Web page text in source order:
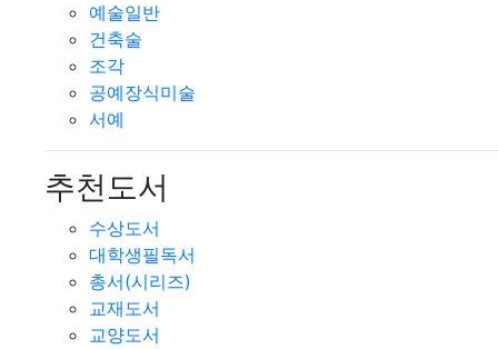
예술일반
건축술
조각
공예장식미술
서예
추천도서
수상도서
대학생필독서
총서(시리즈)
교재도서
교양도서